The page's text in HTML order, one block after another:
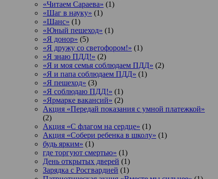
«Читаем Сараева» (1)
«Шаг в науку» (1)
«Шанс» (1)
«Юный пешеход» (1)
«Я донор» (5)
«Я дружу со светофором!» (1)
«Я знаю ПДД!» (2)
«Я и моя семья соблюдаем ПДД» (2)
«Я и папа соблюдаем ПДД» (1)
«Я пешеход» (3)
«Я соблюдаю ПДД!» (1)
«Ярмарке вакансий» (2)
Акция «Передай показания с умной платежкой»
(2)
Акция «С флагом на сердце» (1)
Акция «Собери ребенка в школу» (1)
будь ярким» (1)
где торгуют смертью» (1)
День открытых дверей (1)
Зарядка с Росгвардией (1)